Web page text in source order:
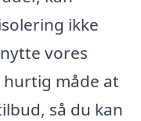
ikke
vores
hurtig måde at
så du kan